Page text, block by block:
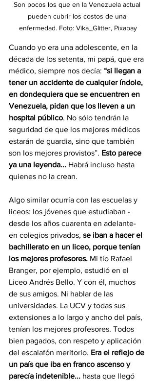
Son pocos los que en la Venezuela actual
pueden cubrir los costos de una
enfermedad. Foto: Vika_Glitter, Pixabay
Cuando yo era una adolescente, en la
década de los setenta, mi papá, que era
médico, siempre nos decía: “si llegan a
tener un accidente de cualquier índole,
en dondequiera que se encuentren en
Venezuela, pidan que los lleven a un
hospital público. No sólo tendrán la
seguridad de que los mejores médicos
estarán de guardia, sino que también
son los mejores provistos”. Esto parece
ya una leyenda... Habrá incluso hasta
quienes no la crean.
Algo similar ocurría con las escuelas y
liceos: los jóvenes que estudiaban -
desde los años cuarenta en adelante-
en colegios privados, se iban a hacer el
bachillerato en un liceo, porque tenían
los mejores profesores. Mi tío Rafael
Branger, por ejemplo, estudió en el
Liceo Andrés Bello. Y con él, muchos
de sus amigos. Ni hablar de las
universidades. La UCV y todas sus
extensiones a lo largo y ancho del país,
tenían los mejores profesores. Todos
bien pagados, con respeto y aplicación
del escalafón meritorio. Era el reflejo de
un país que iba en franco ascenso y
parecía indetenible... hasta que llegó